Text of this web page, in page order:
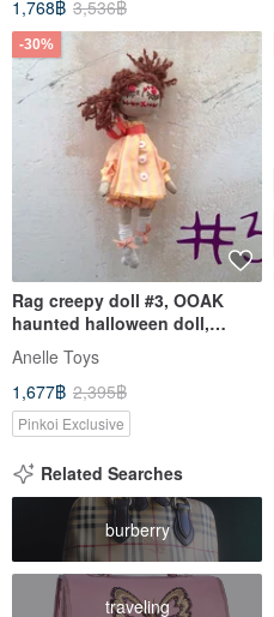
1,768฿ 3,536฿
-30%
Rag creepy doll #3, OOAK
haunted halloween doll,
handmade creepy cute doll
Anelle Toys
1,677฿ 2,395฿
Pinkoi Exclusive
Related Searches
burberry
traveling